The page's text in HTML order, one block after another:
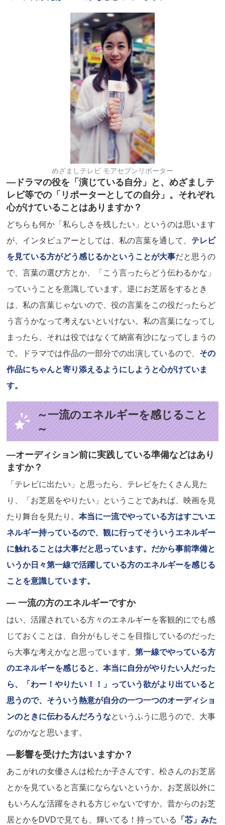
めざましテレビ モアセブンリポーター
―ドラマの役を「演じている自分」と、めざましテ
レビ等での「リポーターとしての自分」。それぞれ
心がけていることはありますか？
どちらも何か「私らしさを残したい」というのは思います
が、インタビュアーとしては、私の言葉を通して、 テレビ
を見ている方がどう感じるかということが大事だと思うの
で、言葉の選び方とか、「こう言ったらどう伝わるかな」
っていうことを意識しています。逆にお芝居をするとき
は、私の言葉じゃないので、役の言葉をこの役だったらど
う言うかなって考えないといけない。私の言葉になってし
まったら、それは役ではなくて納富有沙になってしまうの
で。ドラマでは作品の一部分での出演しているので、 その
作品にちゃんと寄り添えるようにしようと心がけていま
す。
～一流のエネルギーを感じること
～
―オーディション前に実践している準備などはあり
ますか？
「テレビに出たい」と思ったら、テレビをたくさん見た
り、「お芝居をやりたい」ということであれば、映画を見
たり舞台を見たり。本当に一流でやっている方はすごいエ
ネルギー持っているので、観に行ってそういうエネルギー
に触れることは大事だと思っています。だから事前準備と
いうか日々第一線で活躍している方のエネルギーを感じる
ことを意識しています。
― 一流の方のエネルギーですか
はい、活躍されている方々のエネルギーを客観的にでも感
じておくことは、自分がもしそこを目指しているのだった
ら大事な考えかなと思っています。第一線でやっている方
のエネルギーを感じると、本当に自分がやりたい人だった
ら、「わー！やりたい！！」っていう欲がより出ていると
思うので、そういう熱意が自分の一つ一つのオーディショ
ンのときに伝わるんだろうなというふうに思うので、大事
なのかなと思います。
―影響を受けた方はいますか？
あこがれの女優さんは松たか子さんです。松さんのお芝居
とかを見ていると言葉にならないというか。お芝居以外に
もいろんな活躍をされる方じゃないですか。昔からのお芝
居とかをDVDで見ても、輝いてる！持っている
「芯」みた